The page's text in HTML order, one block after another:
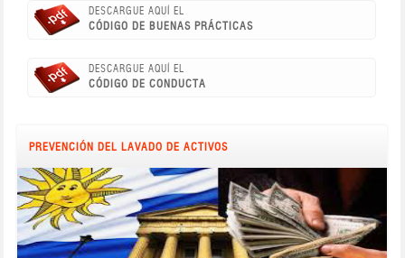
DESCARGUE AQUÍ EL
CÓDIGO DE BUENAS PRÁCTICAS
DESCARGUE AQUÍ EL
CÓDIGO DE CONDUCTA
PREVENCIÓN DEL LAVADO DE ACTIVOS